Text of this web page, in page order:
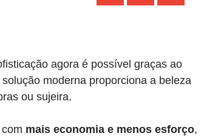
agora é possível graças ao
solução moderna proporciona a beleza
ou sujeira.
mais economia e menos esforço,